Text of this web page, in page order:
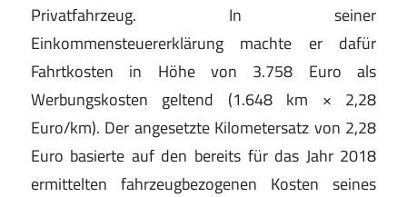
Privatfahrzeug. In seiner
Einkommensteuererklärung machte er dafür
Fahrtkosten in Höhe von 3.758 Euro als
Werbungskosten geltend (1.648 km × 2,28
Euro/km). Der angesetzte Kilometersatz von 2,28
Euro basierte auf den bereits für das Jahr 2018
ermittelten fahrzeugbezogenen Kosten seines